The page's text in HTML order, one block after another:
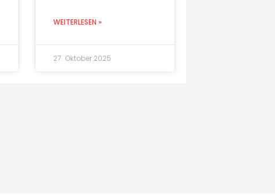
WEITERLESEN »
27. Oktober 2025